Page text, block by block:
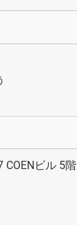
COENビル 5階